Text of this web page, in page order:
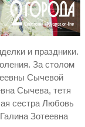
и праздники.
За столом
Сычевой
Сычева, тетя
сестра Любовь
Зотеевна